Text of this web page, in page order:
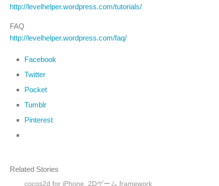
http://levelhelper.wordpress.com/tutorials/
FAQ
http://levelhelper.wordpress.com/faq/
Facebook
Twitter
Pocket
Tumblr
Pinterest
Related Stories
cocos2d for iPhone, 2Dゲーム framework